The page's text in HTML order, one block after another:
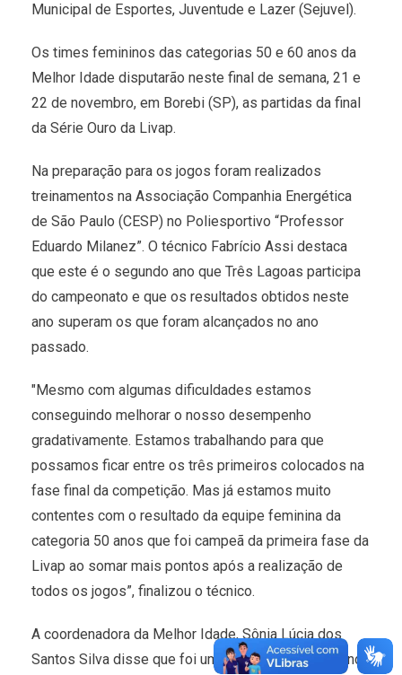
Municipal de Esportes, Juventude e Lazer (Sejuvel).
Os times femininos das categorias 50 e 60 anos da
Melhor Idade disputarão neste final de semana, 21 e
22 de novembro, em Borebi (SP), as partidas da final
da Série Ouro da Livap.
Na preparação para os jogos foram realizados
treinamentos na Associação Companhia Energética
de São Paulo (CESP) no Poliesportivo “Professor
Eduardo Milanez”. O técnico Fabrício Assi destaca
que este é o segundo ano que Três Lagoas participa
do campeonato e que os resultados obtidos neste
ano superam os que foram alcançados no ano
passado.
"Mesmo com algumas dificuldades estamos
conseguindo melhorar o nosso desempenho
gradativamente. Estamos trabalhando para que
possamos ficar entre os três primeiros colocados na
fase final da competição. Mas já estamos muito
contentes com o resultado da equipe feminina da
categoria 50 anos que foi campeã da primeira fase da
Livap ao somar mais pontos após a realização de
todos os jogos”, finalizou o técnico.
A coordenadora da Melhor Idade, Sônia Lúcia dos
Santos Silva disse que foi uma surpresa muito grande